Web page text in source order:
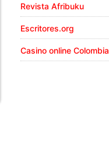
Revista Afribuku
Escritores.org
Casino online Colombia